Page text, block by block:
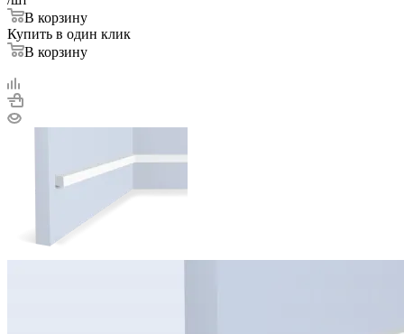
В корзину
Купить в один клик
В корзину